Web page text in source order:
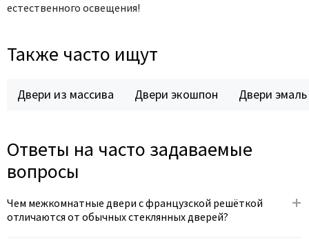
естественного освещения!
Также часто ищут
Двери из массива Двери экошпон Двери эмаль
Ответы на часто задаваемые
вопросы
Чем межкомнатные двери с французской решёткой
отличаются от обычных стеклянных дверей?